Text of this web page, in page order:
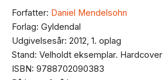
Forfatter: Daniel Mendelsohn
Forlag: Gyldendal
Udgivelsesår: 2012, 1. oplag
Stand: Velholdt eksemplar.
ISBN: 9788702090383